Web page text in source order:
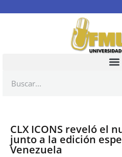
CLX ICONS reveló el
junto a la edición
Venezuela